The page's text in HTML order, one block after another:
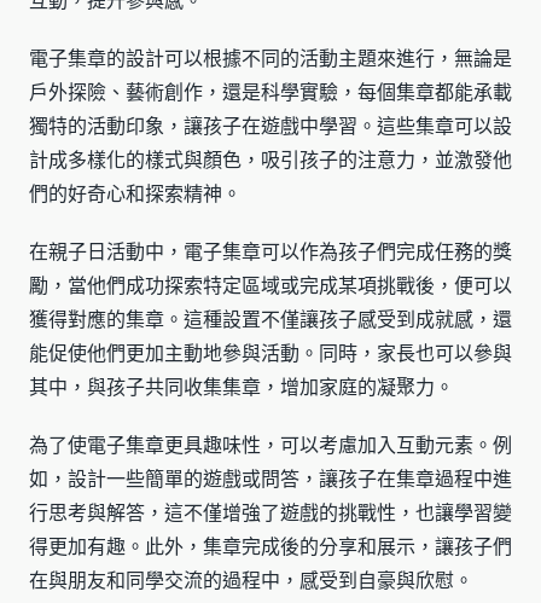
電子集章的設計可以根據不同的活動主題來進行，無論是
戶外探險、藝術創作，還是科學實驗，每個集章都能承載
獨特的活動印象，讓孩子在遊戲中學習。這些集章可以設
計成多樣化的樣式與顏色，吸引孩子的注意力，並激發他
們的好奇心和探索精神。
在親子日活動中，電子集章可以作為孩子們完成任務的獎
勵，當他們成功探索特定區域或完成某項挑戰後，便可以
獲得對應的集章。這種設置不僅讓孩子感受到成就感，還
能促使他們更加主動地參與活動。同時，家長也可以參與
其中，與孩子共同收集集章，增加家庭的凝聚力。
為了使電子集章更具趣味性，可以考慮加入互動元素。例
如，設計一些簡單的遊戲或問答，讓孩子在集章過程中進
行思考與解答，這不僅增強了遊戲的挑戰性，也讓學習變
得更加有趣。此外，集章完成後的分享和展示，讓孩子們
在與朋友和同學交流的過程中，感受到自豪與欣慰。